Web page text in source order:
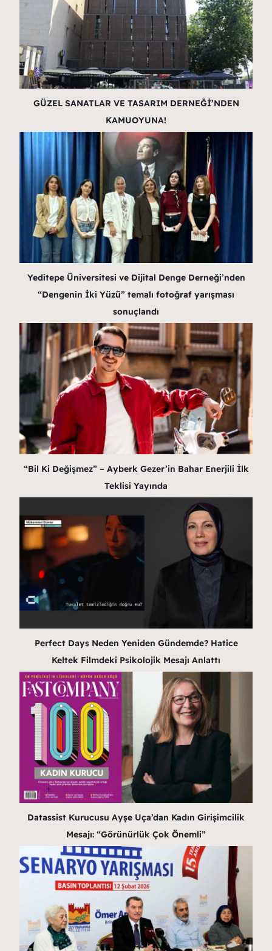
GÜZEL SANATLAR VE TASARIM DERNEĞİ’NDEN
KAMUOYUNA!
Yeditepe Üniversitesi ve Dijital Denge Derneği’nden
“Dengenin İki Yüzü” temalı fotoğraf yarışması
sonuçlandı
“Bil Ki Değişmez” – Ayberk Gezer’in Bahar Enerjili İlk
Teklisi Yayında
Perfect Days Neden Yeniden Gündemde? Hatice
Keltek Filmdeki Psikolojik Mesajı Anlattı
Datassist Kurucusu Ayşe Uça’dan Kadın Girişimcilik
Mesajı: “Görünürlük Çok Önemli”